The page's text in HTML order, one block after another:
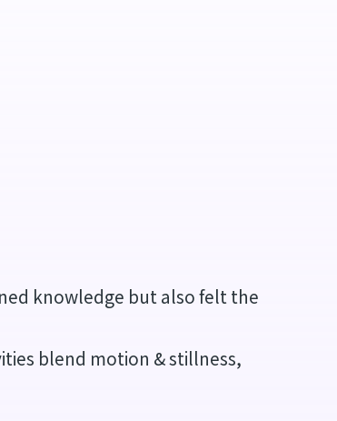
knowledge but also felt the
blend motion & stillness,